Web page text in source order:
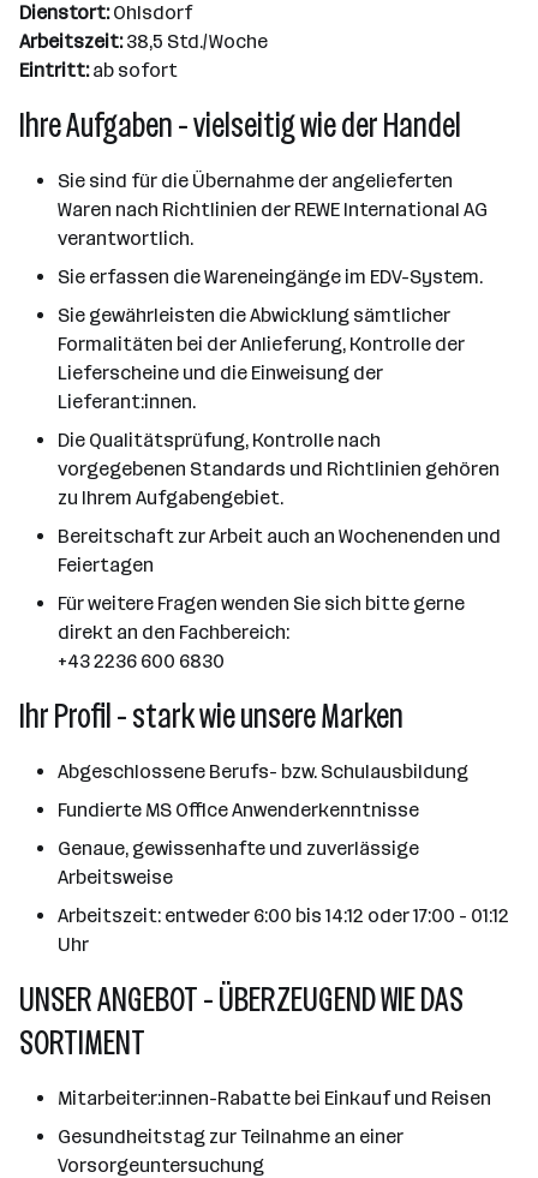
Dienstort:Ohlsdorf
Arbeitszeit:38,5 Std./Woche
Eintritt:ab sofort
Ihre Aufgaben - vielseitig wie der Handel
Sie sind für die Übernahme der angelieferten
Waren nach Richtlinien der REWE International AG
verantwortlich.
Sie erfassen die Wareneingänge im EDV-System.
Sie gewährleisten die Abwicklung sämtlicher
Formalitäten bei der Anlieferung, Kontrolle der
Lieferscheine und die Einweisung der
Lieferant:innen.
Die Qualitätsprüfung, Kontrolle nach
vorgegebenen Standards und Richtlinien gehören
zu Ihrem Aufgabengebiet.
Bereitschaft zur Arbeit auch an Wochenenden und
Feiertagen
Für weitere Fragen wenden Sie sich bitte gerne
direkt an den Fachbereich:
+43 2236 600 6830
Ihr Profil - stark wie unsere Marken
Abgeschlossene Berufs- bzw. Schulausbildung
Fundierte MS Office Anwenderkenntnisse
Genaue, gewissenhafte und zuverlässige
Arbeitsweise
Arbeitszeit: entweder 6:00 bis 14:12 oder 17:00 - 01:12
Uhr
UNSER ANGEBOT - ÜBERZEUGEND WIE DAS
SORTIMENT
Mitarbeiter:innen-Rabatte bei Einkauf und Reisen
Gesundheitstag zur Teilnahme an einer
Vorsorgeuntersuchung